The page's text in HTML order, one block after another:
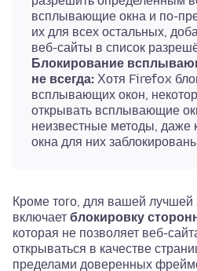
всплывающие окна и по-
их для всех остальных,
веб-сайты в список
Блокирование
не всегда: Хотя Firefox
всплывающих окон,
открывать всплывающие
неизвестные методы, даже
окна для них
Кроме того, для вашей
включает блокировку
которая не позволяет веб-
открываться в качестве
пределами доверенных